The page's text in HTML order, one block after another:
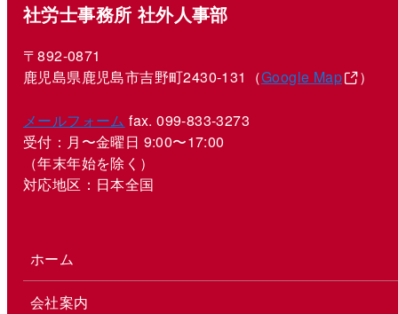
社労士事務所 社外人事部
〒892-0871
鹿児島県鹿児島市吉野町2430-131（Google Map ）
メールフォーム fax. 099-833-3273
受付：月〜金曜日 9:00〜17:00
（年末年始を除く）
対応地区：日本全国
ホーム
会社案内